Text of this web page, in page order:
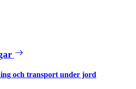
och transport under jord